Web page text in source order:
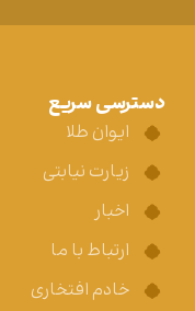
دسترسی سریع
ایوان طلا
زیارت نیابتی
اخبار
ارتباط با ما
خادم افتخاری